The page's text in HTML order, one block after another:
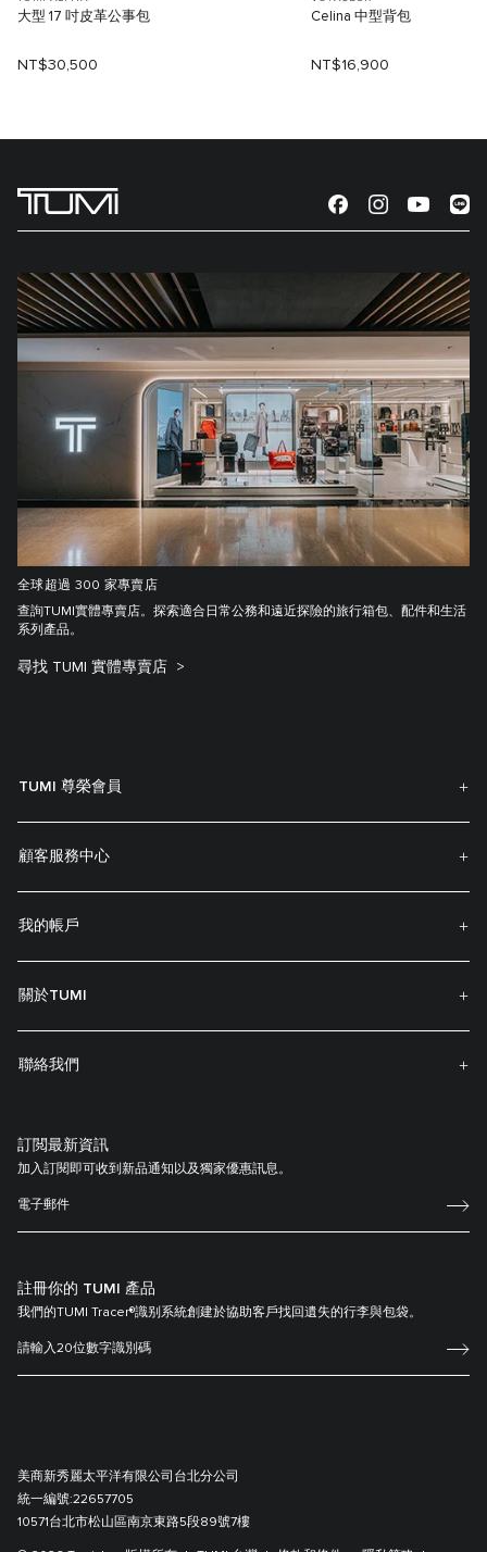
大型 17 吋皮革公事包
NT$30,500
Celina 中型背包
NT$16,900
全球超過 300 家專賣店
查詢TUMI實體專賣店。探索適合日常公務和遠近探險的旅行箱包、配件和生活
系列產品。
尋找 TUMI 實體專賣店
TUMI 尊榮會員
顧客服務中心
我的帳戶
關於TUMI
聯絡我們
訂閲最新資訊
加入訂閱即可收到新品通知以及獨家優惠訊息。
註冊你的 TUMI 產品
我們的TUMI Tracer®識别系統創建於協助客戶找回遺失的行李與包袋。
美商新秀麗太平洋有限公司台北分公司
統一編號:22657705
10571台北市松山區南京東路5段89號7樓